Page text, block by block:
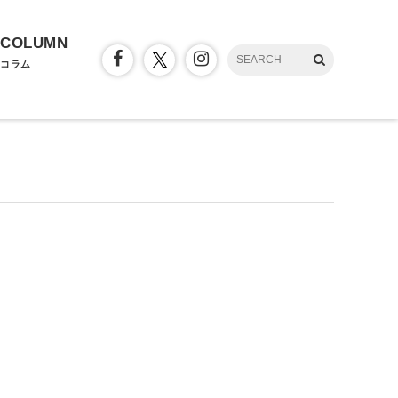
COLUMN
コラム